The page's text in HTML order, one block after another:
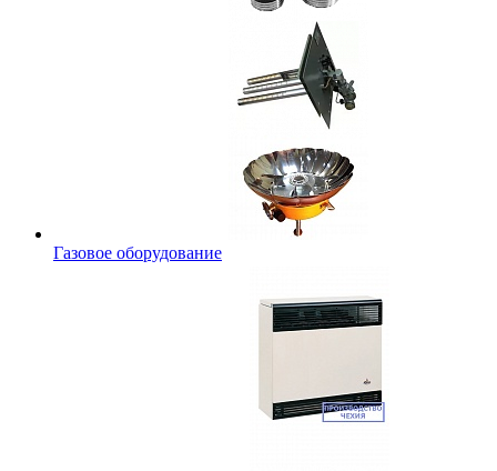
Газовое оборудование